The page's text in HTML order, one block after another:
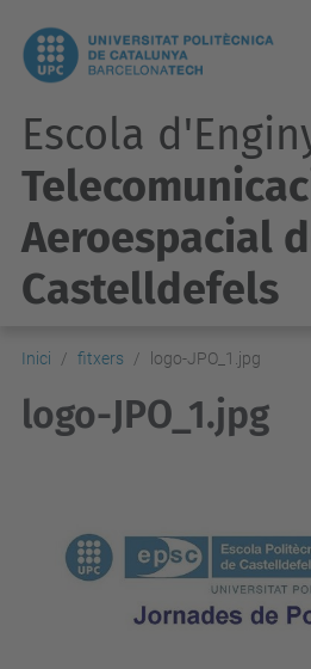
Escola
Aeroespacial
Castelldefels
Inici fitxers logo-JPO_1.jpg
logo-JPO_1.jpg